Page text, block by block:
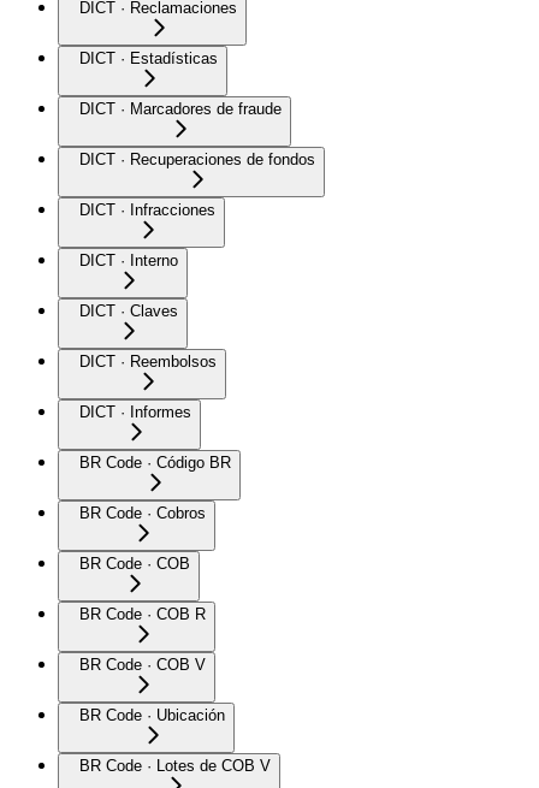
DICT · Reclamaciones
DICT · Estadísticas
DICT · Marcadores de fraude
DICT · Recuperaciones de fondos
DICT · Infracciones
DICT · Interno
DICT · Claves
DICT · Reembolsos
DICT · Informes
BR Code · Código BR
BR Code · Cobros
BR Code · COB
BR Code · COB R
BR Code · COB V
BR Code · Ubicación
BR Code · Lotes de COB V